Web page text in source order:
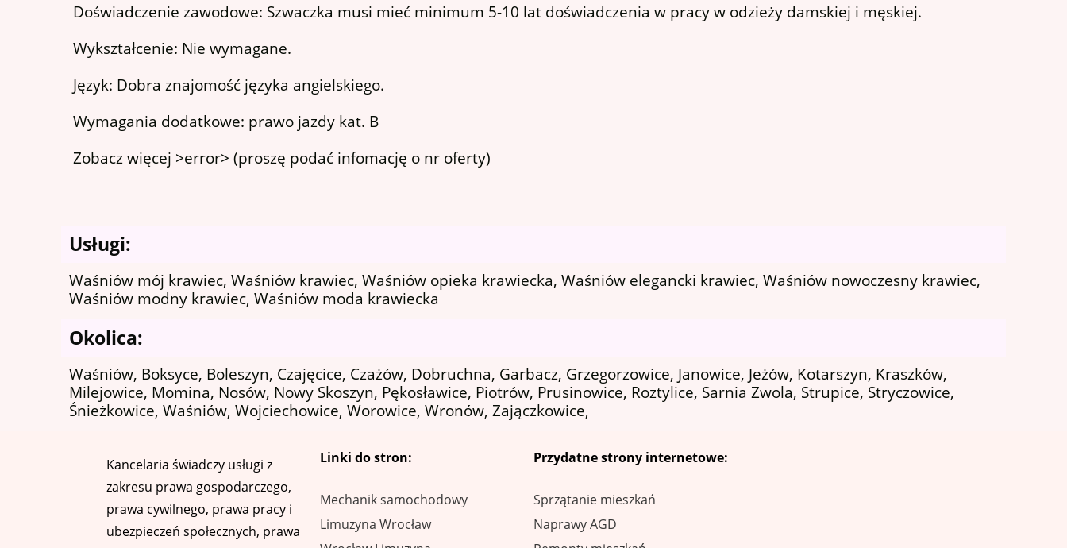
Doświadczenie zawodowe: Szwaczka musi mieć minimum 5-10 lat doświadczenia w pracy w odzieży damskiej i męskiej.
Wykształcenie: Nie wymagane.
Język: Dobra znajomość języka angielskiego.
Wymagania dodatkowe: prawo jazdy kat. B
Zobacz więcej >error> (proszę podać infomację o nr oferty)
Usługi:
Waśniów mój krawiec, Waśniów krawiec, Waśniów opieka krawiecka, Waśniów elegancki krawiec, Waśniów nowoczesny krawiec,
Waśniów modny krawiec, Waśniów moda krawiecka
Okolica:
Waśniów, Boksyce, Boleszyn, Czajęcice, Czażów, Dobruchna, Garbacz, Grzegorzowice, Janowice, Jeżów, Kotarszyn, Kraszków,
Milejowice, Momina, Nosów, Nowy Skoszyn, Pękosławice, Piotrów, Prusinowice, Roztylice, Sarnia Zwola, Strupice, Stryczowice,
Śnieżkowice, Waśniów, Wojciechowice, Worowice, Wronów, Zajączkowice,
Kancelaria świadczy usługi z
zakresu prawa gospodarczego,
prawa cywilnego, prawa pracy i
ubezpieczeń społecznych, prawa
Linki do stron:
Mechanik samochodowy
Limuzyna Wrocław
Przydatne strony internetowe:
Sprzątanie mieszkań
Naprawy AGD